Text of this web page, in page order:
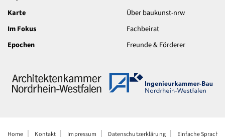
Karte
Im Fokus
Epochen
Über baukunst-nrw
Fachbeirat
Freunde & Förderer
Home Kontakt Impressum Datenschutzerklärung Einfache Sprache